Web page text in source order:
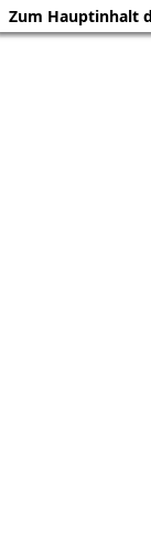
Zum Hauptinhalt